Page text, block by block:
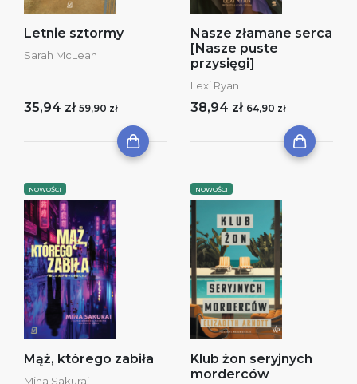
Letnie sztormy
Sarah McLean
35,94 zł 59,90 zł
Nasze złamane serca
[Nasze puste
przysięgi]
Lexi Ryan
38,94 zł 64,90 zł
NOWOŚCI
Mąż, którego zabiła
Mina Sakurai
NOWOŚCI
Klub żon seryjnych
morderców